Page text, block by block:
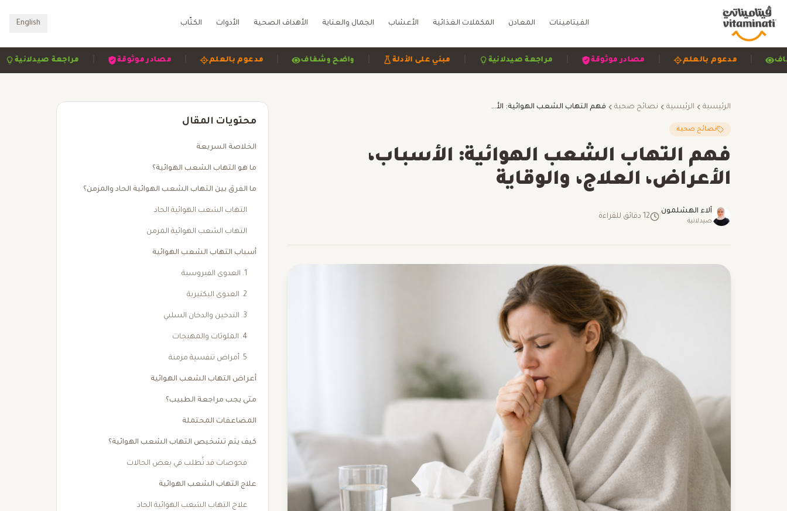
الفيتامينات المعادن المكملات الغذائية الأعشاب الجمال والعناية الأهداف الصحية الأدوات الكتّاب English
مراجعة | مصادر موثوقة | مدعوم بالعلم | واضح وشفاف | مبني على الأدلة | مراجعة صيدلانية | مصادر موثوقة | مدعوم بالعلم | وشفاف
الرئيسية الرئيسية نصائح صحية فهم التهاب الشعب الهوائية: الأسباب، الأعراض، العلاج، والوقاية
نصائح صحية
فهم التهاب الشعب الهوائية: الأسباب،
الأعراض، العلاج، والوقاية
آلاء الهشلمون
صيدلانية
12 دقائق للقراءة
محتويات المقال
الخلاصة السريعة
ما هو التهاب الشعب الهوائية؟
ما الفرق بين التهاب الشعب الهوائية الحاد والمزمن؟
التهاب الشعب الهوائية الحاد
التهاب الشعب الهوائية المزمن
أسباب التهاب الشعب الهوائية
1. العدوى الفيروسية
2. العدوى البكتيرية
3. التدخين والدخان السلبي
4. الملوثات والمهيجات
5. أمراض تنفسية مزمنة
أعراض التهاب الشعب الهوائية
متى يجب مراجعة الطبيب؟
المضاعفات المحتملة
كيف يتم تشخيص التهاب الشعب الهوائية؟
فحوصات قد تُطلب في بعض الحالات
علاج التهاب الشعب الهوائية
علاج التهاب الشعب الهوائية الحاد